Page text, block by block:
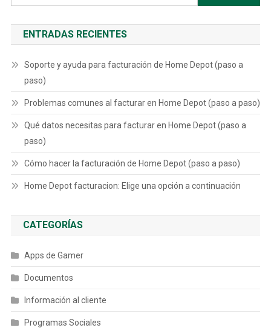
ENTRADAS RECIENTES
Soporte y ayuda para facturación de Home Depot (paso a
paso)
Problemas comunes al facturar en Home Depot (paso a paso)
Qué datos necesitas para facturar en Home Depot (paso a
paso)
Cómo hacer la facturación de Home Depot (paso a paso)
Home Depot facturacion: Elige una opción a continuación
CATEGORÍAS
Apps de Gamer
Documentos
Información al cliente
Programas Sociales